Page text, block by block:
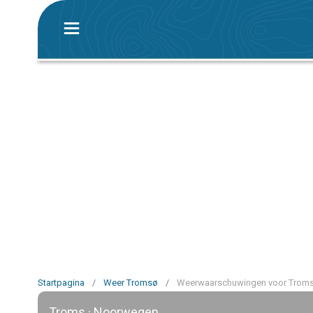
Startpagina / Weer Tromsø / Weerwaarschuwingen voor